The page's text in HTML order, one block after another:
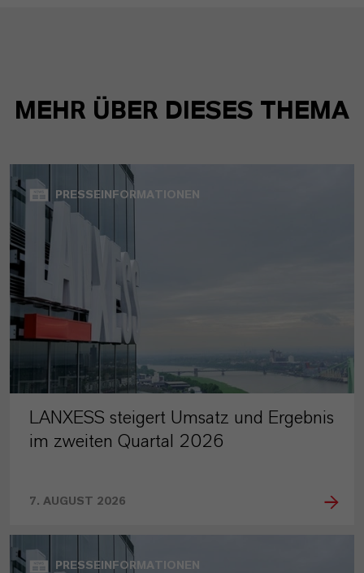
MEHR ÜBER DIESES THEMA
PRESSEINFORMATIONEN
LANXESS steigert Umsatz und Ergebnis
im zweiten Quartal 2026
7. AUGUST 2026
PRESSEINFORMATIONEN